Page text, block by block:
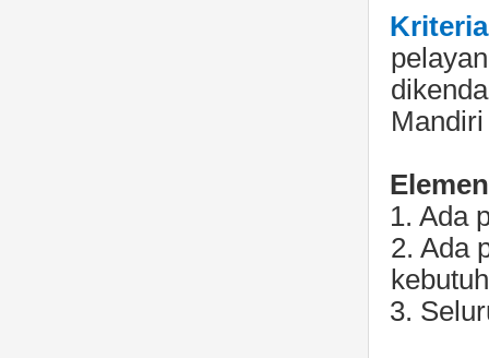
1. Ada
2. Ada
3.